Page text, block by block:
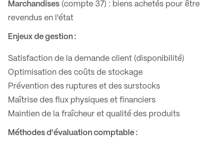
Marchandises (compte 37) : biens achetés pour être
revendus en l'état
Enjeux de gestion :
Satisfaction de la demande client (disponibilité)
Optimisation des coûts de stockage
Prévention des ruptures et des surstocks
Maîtrise des flux physiques et financiers
Maintien de la fraîcheur et qualité des produits
Méthodes d'évaluation comptable :